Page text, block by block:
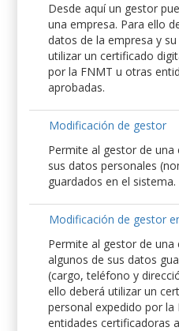
Desde aquí un gestor
una empresa. Para ello
datos de la empresa y
utilizar un certificado
por la FNMT u otras
aprobadas.
Modificación de gestor
Permite al gestor de
sus datos personales
guardados en el sistema.
Modificación de gestor
Permite al gestor de
algunos de sus datos
(cargo, teléfono y
ello deberá utilizar un
personal expedido por la
entidades certificadoras